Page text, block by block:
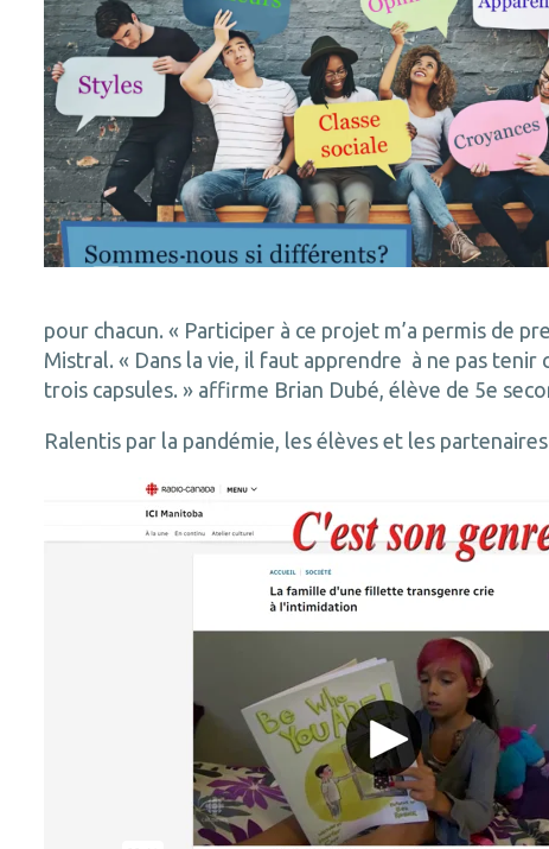
pour chacun. « Participer à ce projet m’a permis de
Mistral. « Dans la vie, il faut apprendre à ne pas tenir
trois capsules. » affirme Brian Dubé, élève de 5e
Ralentis par la pandémie, les élèves et les